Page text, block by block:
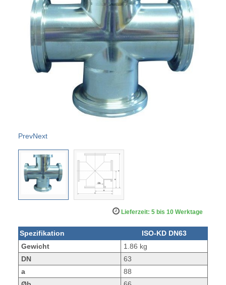
PrevNext
Lieferzeit: 5 bis 10 Werktage
Spezifikation
ISO-KD DN63
Gewicht
1.86 kg
DN
63
a
88